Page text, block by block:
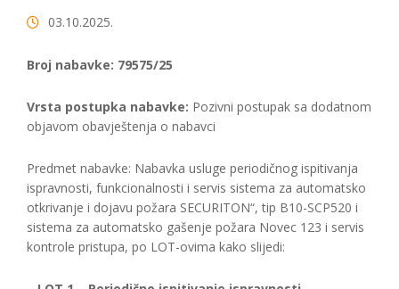
03.10.2025.
Broj nabavke: 79575/25
Vrsta postupka nabavke: Pozivni postupak sa dodatnom
objavom obavještenja o nabavci
Predmet nabavke: Nabavka usluge periodičnog ispitivanja
ispravnosti, funkcionalnosti i servis sistema za automatsko
otkrivanje i dojavu požara SECURITON“, tip B10-SCP520 i
sistema za automatsko gašenje požara Novec 123 i servis
kontrole pristupa, po LOT-ovima kako slijedi: